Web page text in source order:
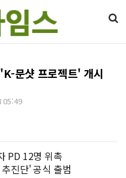
문샷 프로젝트' 개시
05:49
PD 12명 위촉
진단' 공식 출범